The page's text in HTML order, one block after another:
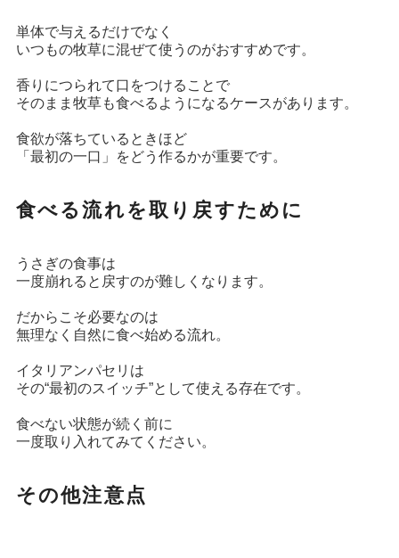
単体で与えるだけでなく
いつもの牧草に混ぜて使うのがおすすめです。
香りにつられて口をつけることで
そのまま牧草も食べるようになるケースがあります。
食欲が落ちているときほど
「最初の一口」をどう作るかが重要です。
食べる流れを取り戻すために
うさぎの食事は
一度崩れると戻すのが難しくなります。
だからこそ必要なのは
無理なく自然に食べ始める流れ。
イタリアンパセリは
その“最初のスイッチ”として使える存在です。
食べない状態が続く前に
一度取り入れてみてください。
その他注意点